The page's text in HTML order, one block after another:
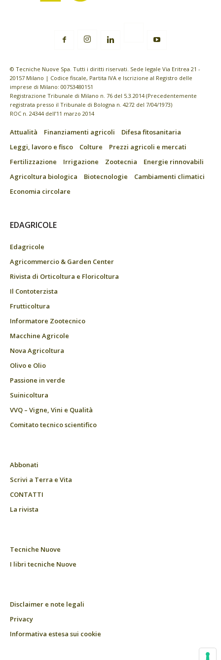
© Tecniche Nuove Spa. Tutti i diritti riservati. Sede legale Via Eritrea 21 -
20157 Milano | Codice fiscale, Partita IVA e Iscrizione al Registro delle
imprese di Milano: 00753480151
Registrazione Tribunale di Milano n. 76 del 5.3.2014 (Precedentemente
registrata presso il Tribunale di Bologna n. 4272 del 7/04/1973)
ROC n. 24344 dell’11 marzo 2014
Attualità Finanziamenti agricoli
Difesa fitosanitaria
Leggi, lavoro e fisco
Colture
Prezzi agricoli e mercati
Fertilizzazione
Irrigazione Zootecnia
Energie rinnovabili
Agricoltura biologica
Biotecnologie
Cambiamenti climatici
Economia circolare
EDAGRICOLE
Edagricole
Agricommercio & Garden Center
Rivista di Orticoltura e Floricoltura
Il Contoterzista
Frutticoltura
Informatore Zootecnico
Macchine Agricole
Nova Agricoltura
Olivo e Olio
Passione in verde
Suinicoltura
VVQ – Vigne, Vini e Qualità
Comitato tecnico scientifico
Abbonati
Scrivi a Terra e Vita
CONTATTI
La rivista
Tecniche Nuove
I libri tecniche Nuove
Disclaimer e note legali
Privacy
Informativa estesa sui cookie